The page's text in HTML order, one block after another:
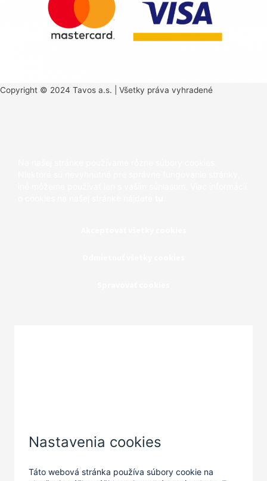
Copyright © 2024 Tavos a.s. | Všetky práva vyhradené
Nastavenia cookies
Táto webová stránka používa súbory cookie na